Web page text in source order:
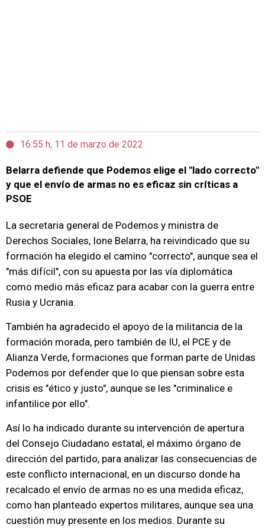
16:55 h, 11 de marzo de 2022
Belarra defiende que Podemos elige el "lado correcto"
y que el envío de armas no es eficaz sin críticas a
PSOE
La secretaria general de Podemos y ministra de
Derechos Sociales, Ione Belarra, ha reivindicado que su
formación ha elegido el camino "correcto", aunque sea el
"más difícil", con su apuesta por las vía diplomática
como medio más eficaz para acabar con la guerra entre
Rusia y Ucrania.
También ha agradecido el apoyo de la militancia de la
formación morada, pero también de IU, el PCE y de
Alianza Verde, formaciones que forman parte de Unidas
Podemos por defender que lo que piensan sobre esta
crisis es "ético y justo", aunque se les "criminalice e
infantilice por ello".
Así lo ha indicado durante su intervención de apertura
del Consejo Ciudadano estatal, el máximo órgano de
dirección del partido, para analizar las consecuencias de
este conflicto internacional, en un discurso donde ha
recalcado el envío de armas no es una medida eficaz,
como han planteado expertos militares, aunque sea una
cuestión muy presente en los medios. Durante su